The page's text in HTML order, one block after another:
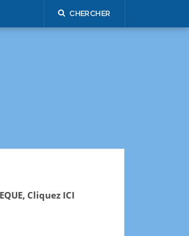
CHERCHER
Cliquez ICI